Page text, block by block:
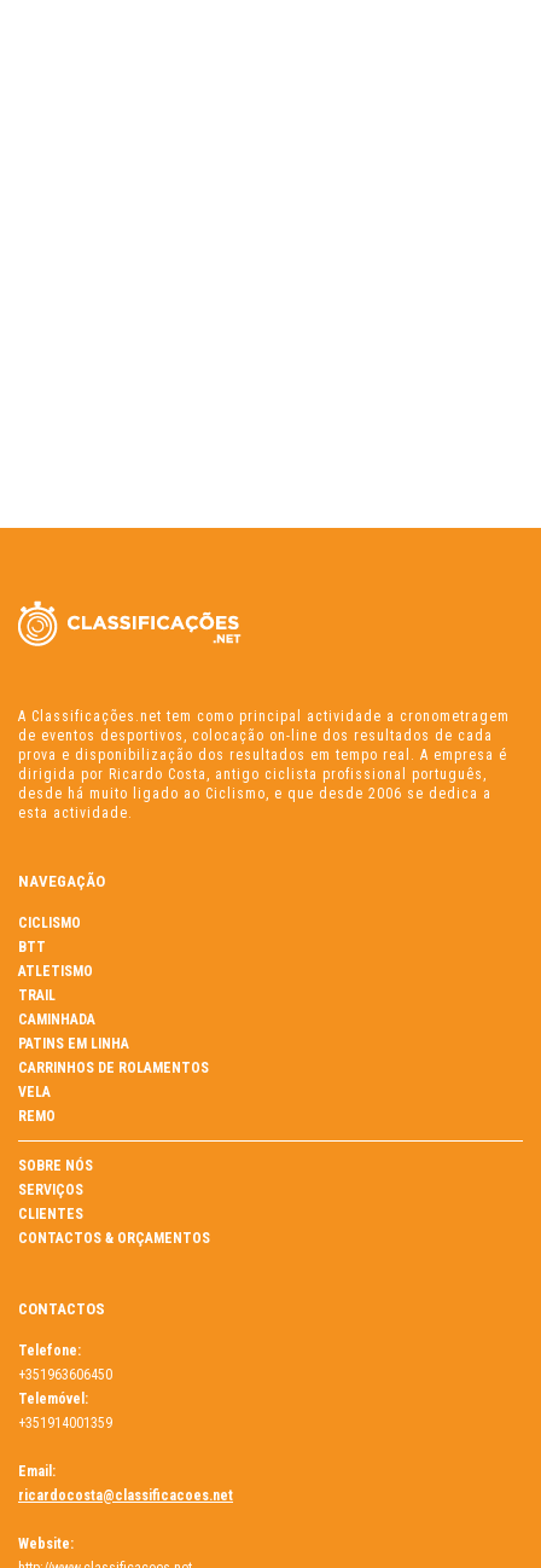
A Classificações.net tem como principal actividade a cronometragem
de eventos desportivos, colocação on-line dos resultados de cada
prova e disponibilização dos resultados em tempo real. A empresa é
dirigida por Ricardo Costa, antigo ciclista profissional português,
desde há muito ligado ao Ciclismo, e que desde 2006 se dedica a
esta actividade.
NAVEGAÇÃO
CICLISMO
BTT
ATLETISMO
TRAIL
CAMINHADA
PATINS EM LINHA
CARRINHOS DE ROLAMENTOS
VELA
REMO
SOBRE NÓS
SERVIÇOS
CLIENTES
CONTACTOS & ORÇAMENTOS
CONTACTOS
Telefone:
+351963606450
Telemóvel:
+351914001359
Email:
ricardocosta@classificacoes.net
Website: